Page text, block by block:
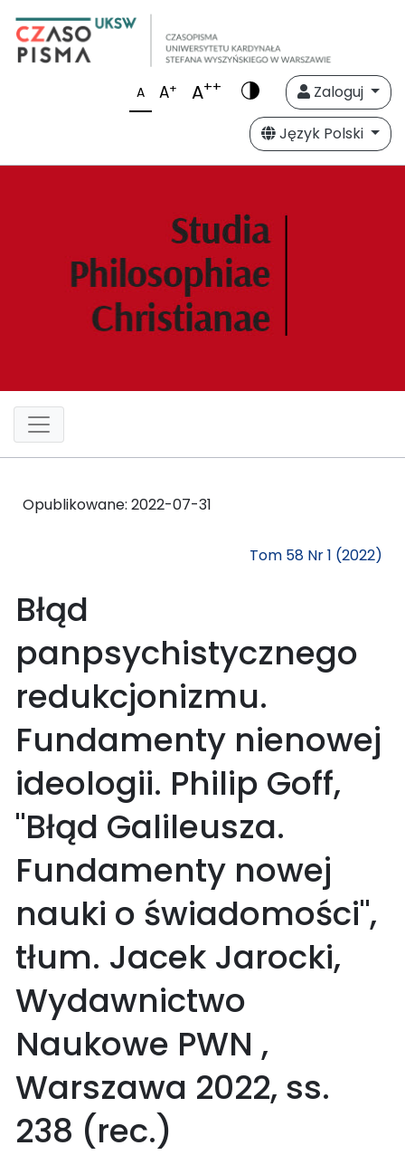
A A+ A++
Zaloguj
Język Polski
Opublikowane: 2022-07-31
Tom 58 Nr 1 (2022)
Błąd
panpsychistycznego
redukcjonizmu.
Fundamenty nienowej
ideologii. Philip Goff,
"Błąd Galileusza.
Fundamenty nowej
nauki o świadomości",
tłum. Jacek Jarocki,
Wydawnictwo
Naukowe PWN ,
Warszawa 2022, ss.
238 (rec.)